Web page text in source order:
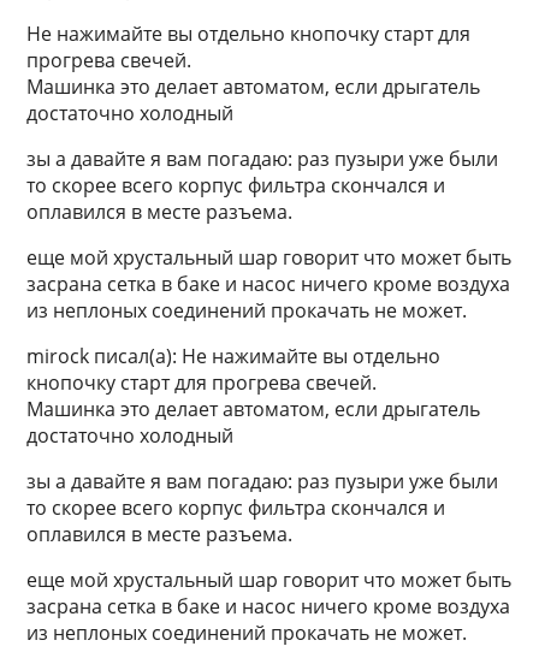
Не нажимайте вы отдельно кнопочку старт для
прогрева свечей.
Машинка это делает автоматом, если дрыгатель
достаточно холодный
зы а давайте я вам погадаю: раз пузыри уже были
то скорее всего корпус фильтра скончался и
оплавился в месте разъема.
еще мой хрустальный шар говорит что может быть
засрана сетка в баке и насос ничего кроме воздуха
из неплоных соединений прокачать не может.
mirock писал(а): Не нажимайте вы отдельно
кнопочку старт для прогрева свечей.
Машинка это делает автоматом, если дрыгатель
достаточно холодный
зы а давайте я вам погадаю: раз пузыри уже были
то скорее всего корпус фильтра скончался и
оплавился в месте разъема.
еще мой хрустальный шар говорит что может быть
засрана сетка в баке и насос ничего кроме воздуха
из неплоных соединений прокачать не может.